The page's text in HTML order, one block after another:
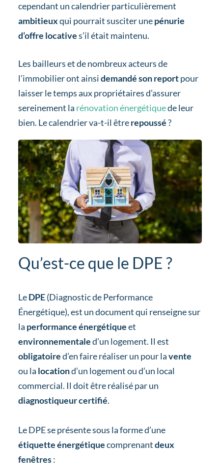
cependant un calendrier particulièrement
ambitieuxqui pourrait susciter unepénurie
d’offre locatives’il était maintenu.
Les bailleurs et de nombreux acteurs de
l’immobilier ont ainsidemandé son reportpour
laisser le temps aux propriétaires d’assurer
sereinement la rénovation énergétiquede leur
bien. Le calendrier va-t-il êtrerepoussé?
Qu’est-ce que le DPE ?
LeDPE(Diagnostic de Performance
Énergétique), est un document qui renseigne sur
la performance énergétiqueet
environnementaled’un logement. Il est
obligatoired’en faire réaliser un pour lavente
ou la locationd’un logement ou d’un local
commercial. Il doit être réalisé par un
diagnostiqueur certifié.
Le DPE se présente sous la forme d’une
étiquette énergétiquecomprenantdeux
fenêtres: